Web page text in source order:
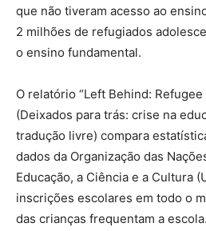
que não tiveram acesso ao
2 milhões de refugiados
o ensino fundamental.
O relatório “Left Behind:
(Deixados para trás: crise na
tradução livre) compara
dados da Organização das
Educação, a Ciência e a Cultura
inscrições escolares em todo o
das crianças frequentam a